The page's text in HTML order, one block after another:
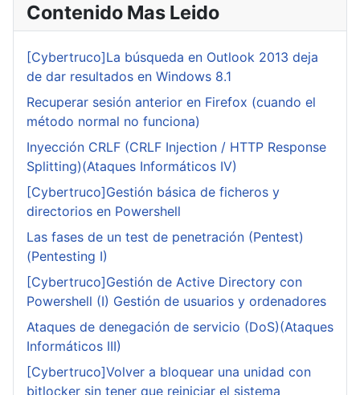
Contenido Mas Leido
[Cybertruco]La búsqueda en Outlook 2013 deja
de dar resultados en Windows 8.1
Recuperar sesión anterior en Firefox (cuando el
método normal no funciona)
Inyección CRLF (CRLF Injection / HTTP Response
Splitting)(Ataques Informáticos IV)
[Cybertruco]Gestión básica de ficheros y
directorios en Powershell
Las fases de un test de penetración (Pentest)
(Pentesting I)
[Cybertruco]Gestión de Active Directory con
Powershell (I) Gestión de usuarios y ordenadores
Ataques de denegación de servicio (DoS)(Ataques
Informáticos III)
[Cybertruco]Volver a bloquear una unidad con
bitlocker sin tener que reiniciar el sistema